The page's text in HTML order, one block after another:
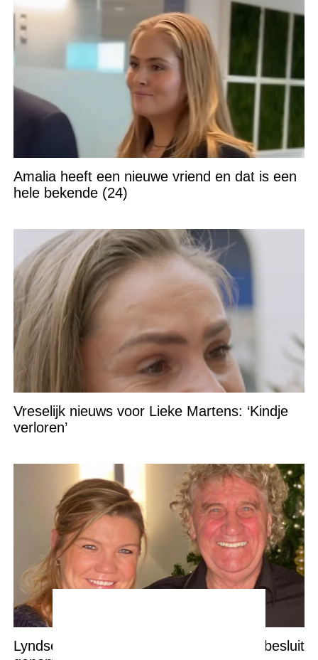
Amalia heeft een nieuwe vriend en dat is een
hele bekende (24)
Vreselijk nieuws voor Lieke Martens: ‘Kindje
verloren’
Lyndsey Pfaff heeft een zeer ingrijpend besluit